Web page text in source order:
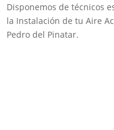
Disponemos de técnicos
la Instalación de tu Aire
Pedro del Pinatar.